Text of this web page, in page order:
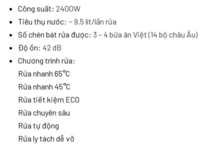
Công suất: 2400W
Tiêu thụ nước: ~ 9.5 lít/lần rửa
Số chén bát rửa được: 3 – 4 bữa ăn Việt (14 bộ châu Âu)
Độ ồn: 42 dB
Chương trình rửa:
Rửa nhanh 65°C
Rửa nhanh 45°C
Rửa tiết kiệm ECO
Rửa chuyên sâu
Rửa tự động
Rửa ly tách dễ vỡ